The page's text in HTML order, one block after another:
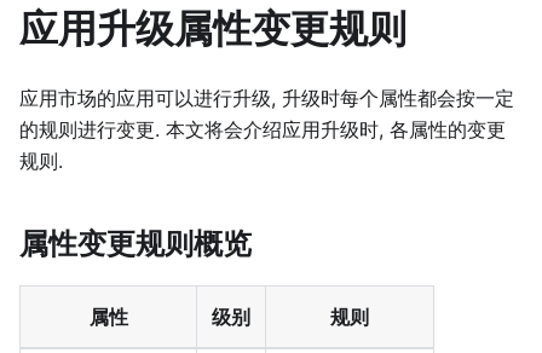
应用升级属性变更规则
应用市场的应用可以进行升级, 升级时每个属性都会按一定
的规则进行变更. 本文将会介绍应用升级时, 各属性的变更
规则.
属性变更规则概览
属性 级别 规则